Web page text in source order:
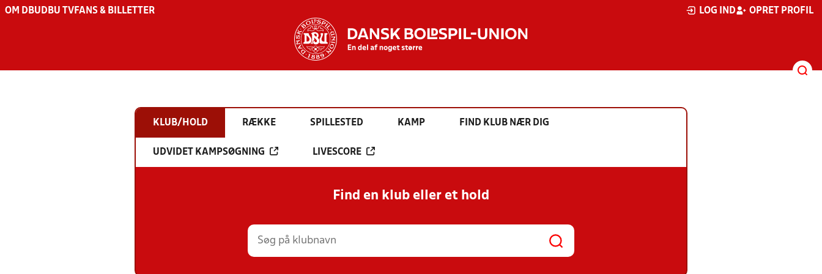
OM DBU DBU TV FANS & BILLETTER LOG IND OPRET PROFIL
KLUB/HOLD RÆKKE SPILLESTED KAMP FIND KLUB NÆR DIG
UDVIDET KAMPSØGNING LIVESCORE
Find en klub eller et hold